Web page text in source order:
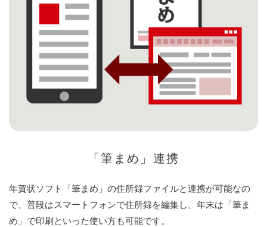
「筆まめ」連携
年賀状ソフト「筆まめ」の住所録ファイルと連携が可能なの
で、普段はスマートフォンで住所録を編集し、年末は「筆ま
め」で印刷といった使い方も可能です。